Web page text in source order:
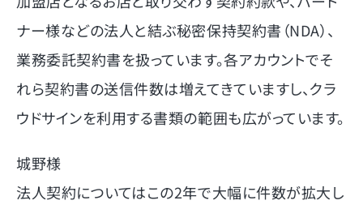
ナー様などの法人と結ぶ秘密保持契約書（NDA）、
業務委託契約書を扱っています。各アカウントでそ
れら契約書の送信件数は増えてきていますし、クラ
ウドサインを利用する書類の範囲も広がっています。
城野様
法人契約についてはこの2年で大幅に件数が拡大し